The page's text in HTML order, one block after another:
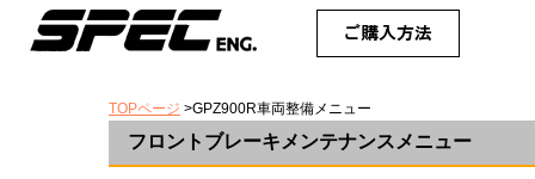
TOPページ >GPZ900R車両整備メニュー
フロントブレーキメンテナンスメニュー